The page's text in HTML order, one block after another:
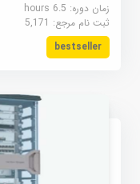
زمان دوره: 6.5 hours
ثبت نام مرجع:5,171
bestseller